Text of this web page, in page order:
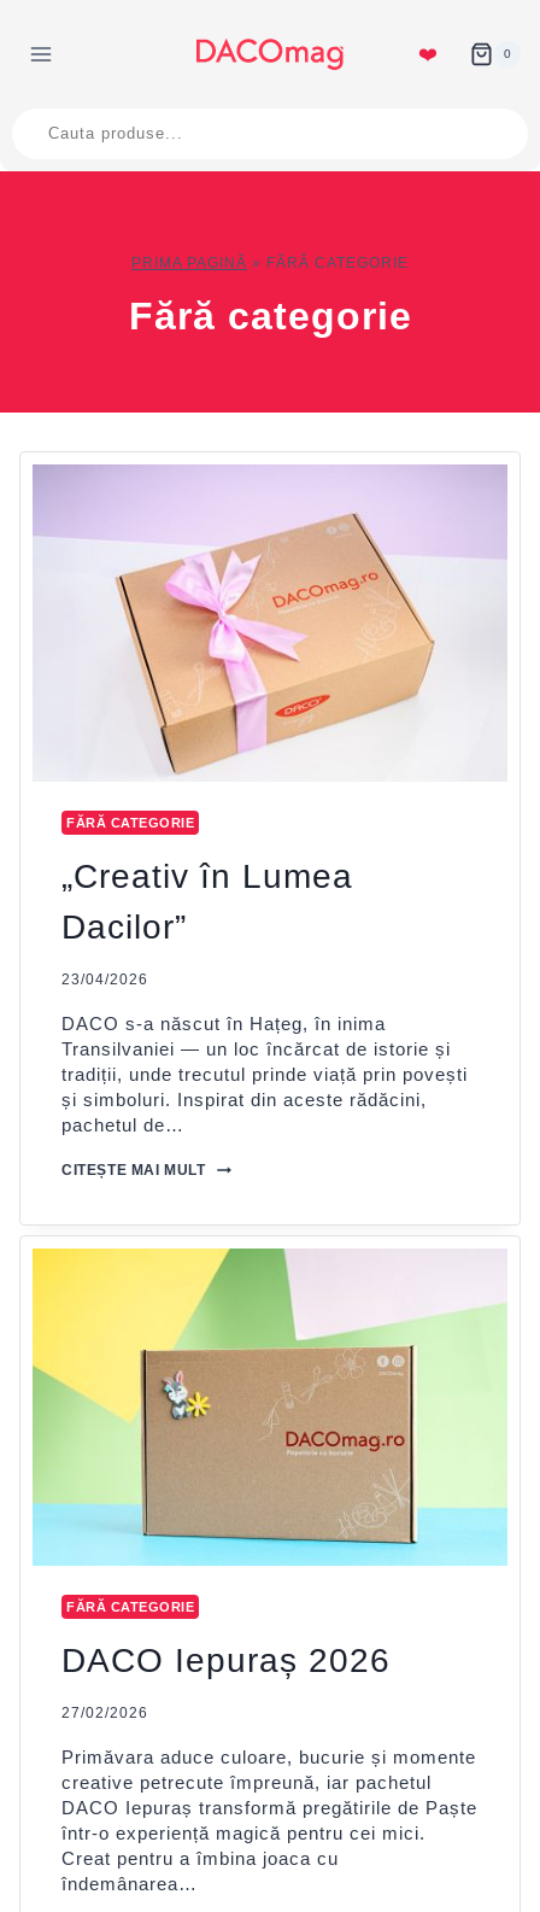
content
❤️ 0
search
PRIMA PAGINĂ » FĂRĂ CATEGORIE
Fără categorie
FĂRĂ CATEGORIE
„Creativ în Lumea
Dacilor”
23/04/2026
DACO s-a născut în Hațeg, în inima
Transilvaniei — un loc încărcat de istorie și
tradiții, unde trecutul prinde viață prin povești
și simboluri. Inspirat din aceste rădăcini,
pachetul de…
CITEȘTE MAI MULT
„CREATIV
FĂRĂ CATEGORIE
DACO Iepuraș 2026
27/02/2026
Primăvara aduce culoare, bucurie și momente
creative petrecute împreună, iar pachetul
DACO Iepuraș transformă pregătirile de Paște
într-o experiență magică pentru cei mici.
Creat pentru a îmbina joaca cu
îndemânarea…